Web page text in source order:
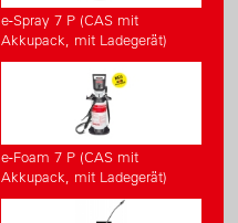
e-Spray 7 P (CAS mit
Akkupack, mit Ladegerät)
e-Foam 7 P (CAS mit
Akkupack, mit Ladegerät)